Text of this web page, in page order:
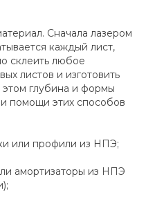
Сначала лазером
каждый лист,
склеить любое
листов и изготовить
глубина и формы
помощи этих способов
или профили из НПЭ;
амортизаторы из НПЭ